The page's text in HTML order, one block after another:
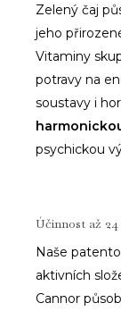
Zelený čaj
jeho
Vitaminy
potravy na
soustavy i
psychickou
Účinnost až
Naše
aktivních
Cannor